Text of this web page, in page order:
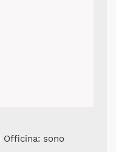
sono